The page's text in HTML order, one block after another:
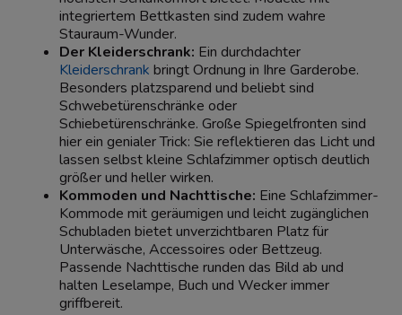
integriertem Bettkasten sind zudem wahre
Stauraum-Wunder.
Der Kleiderschrank: Ein durchdachter
Kleiderschrank bringt Ordnung in Ihre Garderobe.
Besonders platzsparend und beliebt sind
Schwebetürenschränke oder
Schiebetürenschränke. Große Spiegelfronten sind
hier ein genialer Trick: Sie reflektieren das Licht und
lassen selbst kleine Schlafzimmer optisch deutlich
größer und heller wirken.
Kommoden und Nachttische: Eine Schlafzimmer-
Kommode mit geräumigen und leicht zugänglichen
Schubladen bietet unverzichtbaren Platz für
Unterwäsche, Accessoires oder Bettzeug.
Passende Nachttische runden das Bild ab und
halten Leselampe, Buch und Wecker immer
griffbereit.